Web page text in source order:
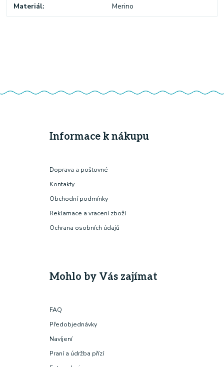
Materiál Merino
Informace k nákupu
Doprava a poštovné
Kontakty
Obchodní podmínky
Reklamace a vracení zboží
Ochrana osobních údajů
Mohlo by Vás zajímat
FAQ
Předobjednávky
Navíjení
Praní a údržba přízí